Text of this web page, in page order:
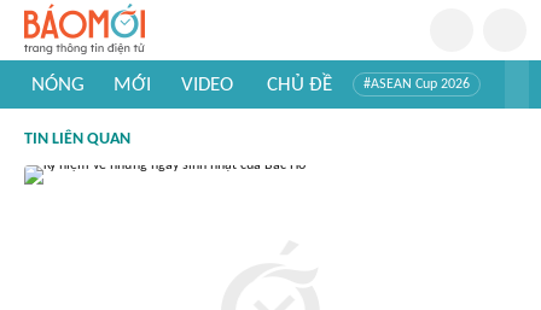
NÓNG MỚI VIDEO CHỦ ĐỀ #ASEAN Cup 2026
#Khám phá thế giới
TIN LIÊN QUAN